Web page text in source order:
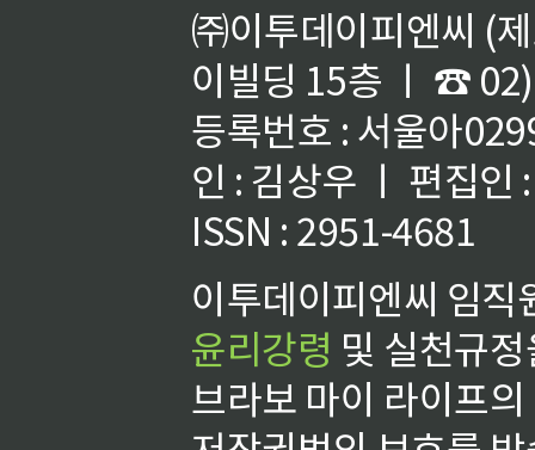
㈜이투데이피엔씨 (
이빌딩 15층 ㅣ ☎
등록번호 : 서울아
인 : 김상우 ㅣ 편집인
ISSN : 2951-4681
이투데이피엔씨 임
윤리강령 및 실천규
브라보 마이 라이프